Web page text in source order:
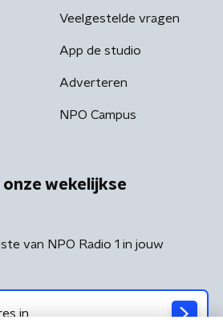
Veelgestelde vragen
App de studio
Adverteren
NPO Campus
wekelijkse
van NPO Radio 1 in jouw